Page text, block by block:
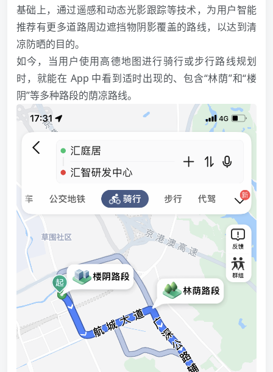
基础上，通过遥感和动态光影跟踪等技术，为用户智能
推荐有更多道路周边遮挡物阴影覆盖的路线，以达到清
凉防晒的目的。
如今，当用户使用高德地图进行骑行或步行路线规划
时，就能在 App 中看到适时出现的、包含“林荫”和“楼
阴”等多种路段的荫凉路线。